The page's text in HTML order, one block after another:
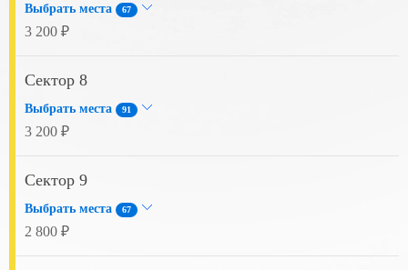
Выбрать места 67
3 200 ₽
Сектор 8
Выбрать места 91
3 200 ₽
Сектор 9
Выбрать места 67
2 800 ₽